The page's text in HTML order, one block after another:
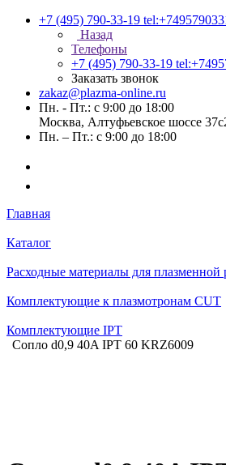
+7 (495) 790-33-19
Назад
Телефоны
+7 (495) 790-33-19
Заказать звонок
zakaz@plazma-online.ru
Пн. - Пт.: с 9:00 до 18:00
Москва, Алтуфьевское шоссе
Пн. – Пт.: с 9:00 до 18:00
Главная
Каталог
Расходные материалы для плазменной
Комплектующие к плазмотронам CUT
Комплектующие IPT
Сопло d0,9 40A IPT 60 KRZ6009